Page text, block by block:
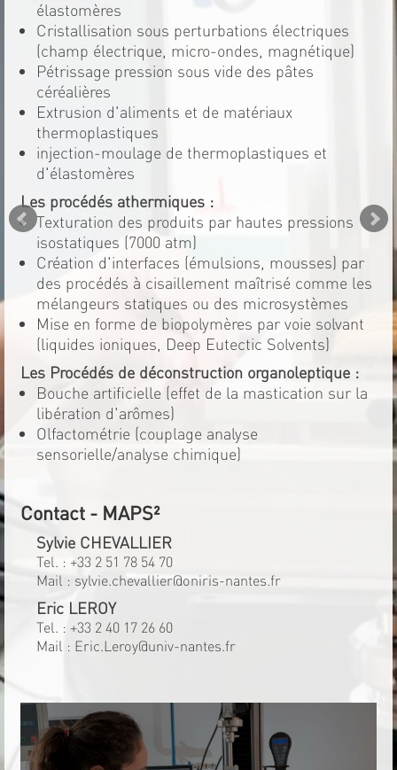
élastomères
Cristallisation sous perturbations électriques
(champ électrique, micro-ondes, magnétique)
Pétrissage pression sous vide des pâtes
céréalières
Extrusion d'aliments et de matériaux
thermoplastiques
injection-moulage de thermoplastiques et
d'élastomères
Les procédés athermiques :
Texturation des produits par hautes pressions
isostatiques (7000 atm)
Création d'interfaces (émulsions, mousses) par
des procédés à cisaillement maîtrisé comme les
mélangeurs statiques ou des microsystèmes
Mise en forme de biopolymères par voie solvant
(liquides ioniques, Deep Eutectic Solvents)
Les Procédés de déconstruction organoleptique :
Bouche artificielle (effet de la mastication sur la
libération d'arômes)
Olfactométrie (couplage analyse
sensorielle/analyse chimique)
Contact - MAPS²
Sylvie CHEVALLIER
Tel. : +33 2 51 78 54 70
Mail : sylvie.chevallier@oniris-nantes.fr
Eric LEROY
Tel. : +33 2 40 17 26 60
Mail : Eric.Leroy@univ-nantes.fr